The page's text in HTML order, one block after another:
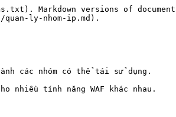
Markdown versions of
ly-nhom-ip.md).
các nhóm có thể tái sử dụng.
nhiều tính năng WAF khác nhau.